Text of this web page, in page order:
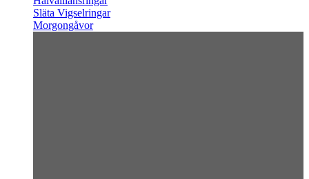
Släta Vigselringar
Morgongåvor